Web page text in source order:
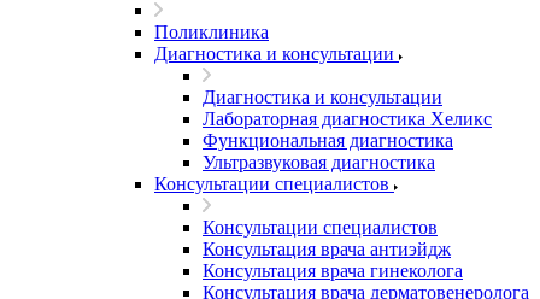
Поликлиника
Диагностика и консультации
Диагностика и консультации
Лабораторная диагностика Хеликс
Функциональная диагностика
Ультразвуковая диагностика
Консультации специалистов
Консультации специалистов
Консультация врача антиэйдж
Консультация врача гинеколога
Консультация врача дерматовенеролога